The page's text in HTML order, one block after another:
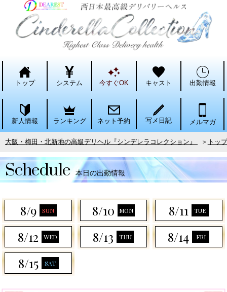
トップ システム 今すぐOK キャスト 出勤情報
新人情報 ランキング ネット予約 写メ日記 メルマガ
大阪・梅田・北新地の高級デリヘル『シンデレラコレクション』 トップ
Schedule 本日の出勤情報
8/9 SUN 8/10 MON 8/11 TUE
8/12 WED 8/13 THU 8/14 FRI
8/15 SAT